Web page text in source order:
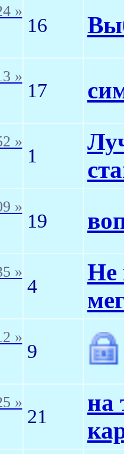
»
16
»
17
»
1
»
19
»
4
Не
»
9
»
21
на